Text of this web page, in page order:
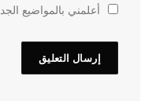
أعلمني بالمواضيع